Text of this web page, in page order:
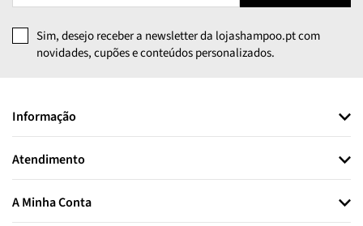
Sim, desejo receber a newsletter da lojashampoo.pt com
novidades, cupões e conteúdos personalizados.
Informação
Atendimento
A Minha Conta